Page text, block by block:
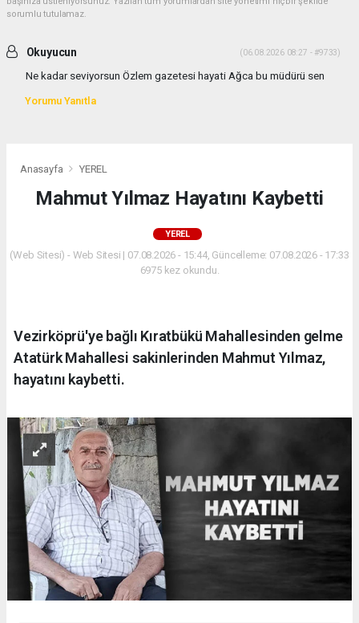
sorumlu tutulamaz.
Okuyucun (06.08.2026 08:27 - #9733)
Ne kadar seviyorsun Özlem gazetesi hayati Ağca bu müdürü sen
Yorumu Yanıtla
Anasayfa YEREL
Mahmut Yılmaz Hayatını Kaybetti
YEREL
(Web Sitesi) - Web Sitesi | 07.08.2026 - 15:44, Güncelleme: 07.08.2026 - 17:33
6975 kez okundu.
Vezirköprü'ye bağlı Kıratbükü Mahallesinden gelme
Atatürk Mahallesi sakinlerinden Mahmut Yılmaz,
hayatını kaybetti.